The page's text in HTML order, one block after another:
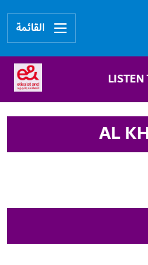
القائمة
AL